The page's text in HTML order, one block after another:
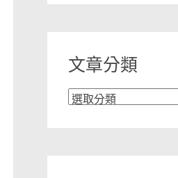
文章分類
文